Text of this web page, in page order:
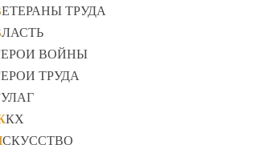
ВЕТЕРАНЫ ТРУДА
ВЛАСТЬ
ГЕРОИ ВОЙНЫ
ГЕРОИ ТРУДА
ГУЛАГ
ЖКХ
ИСКУССТВО